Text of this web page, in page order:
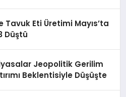
Tavuk Eti Üretimi Mayıs’ta
Düştü
Jeopolitik Gerilim
Beklentisiyle Düşüşte